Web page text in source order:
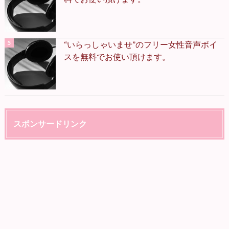
“いらっしゃいませ”のフリー女性音声ボイ
スを無料でお使い頂けます。
スポンサードリンク